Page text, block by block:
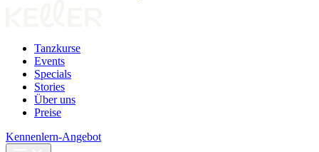
Tanzkurse
Events
Specials
Stories
Über uns
Preise
Kennenlern-Angebot